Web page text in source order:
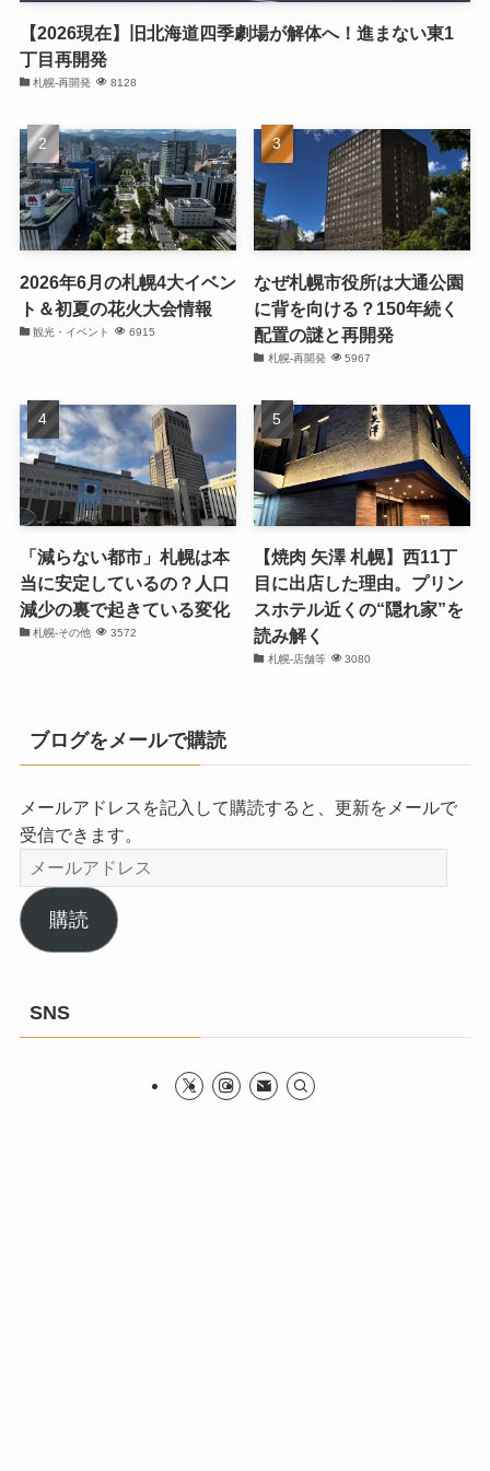
【2026現在】旧北海道四季劇場が解体へ！進まない東1
丁目再開発
札幌-再開発 8128
2026年6月の札幌4大イベン
ト＆初夏の花火大会情報
観光・イベント 6915
なぜ札幌市役所は大通公園
に背を向ける？150年続く
配置の謎と再開発
札幌-再開発 5967
「減らない都市」札幌は本
当に安定しているの？人口
減少の裏で起きている変化
札幌-その他 3572
【焼肉 矢澤 札幌】西11丁
目に出店した理由。プリン
スホテル近くの“隠れ家”を
読み解く
札幌-店舗等 3080
ブログをメールで購読
メールアドレスを記入して購読すると、更新をメールで
受信できます。
メ
ー
ル
ア
ス
購読
SNS